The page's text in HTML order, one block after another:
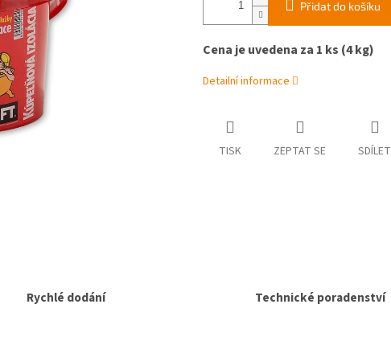
Přidat do košíku
Cena je uvedena za 1 ks (4 kg)
Detailní informace
TISK ZEPTAT SE SDÍLET
Rychlé dodání Technické poradenství